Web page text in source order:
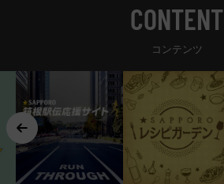
CONTENT
コンテンツ